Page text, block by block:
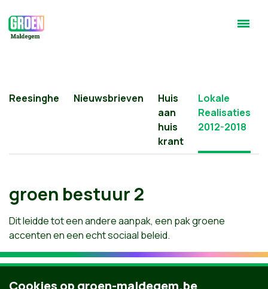
Reesinghe Nieuwsbrieven
Huis
aan
huis
krant
Lokale
Realisaties
2012-2018
groen bestuur 2
Dit leidde tot een andere aanpak, een pak groene
accenten en een echt sociaal beleid.
Cookies op groen-maldegem.be